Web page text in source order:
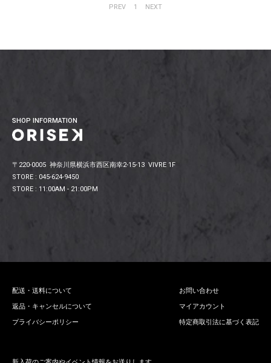
PREV 1 NEXT
SHOP INFORMATION
〒220-0005 神奈川県横浜市西区南幸2-15-13 VIVRE 1F
STORE : 045-624-9450
STORE : 11:00AM - 21:00PM
配送・送料について
返品・キャンセルについて
プライバシーポリシー
お問い合わせ
マイアカウント
特定商取引法に基づく表記